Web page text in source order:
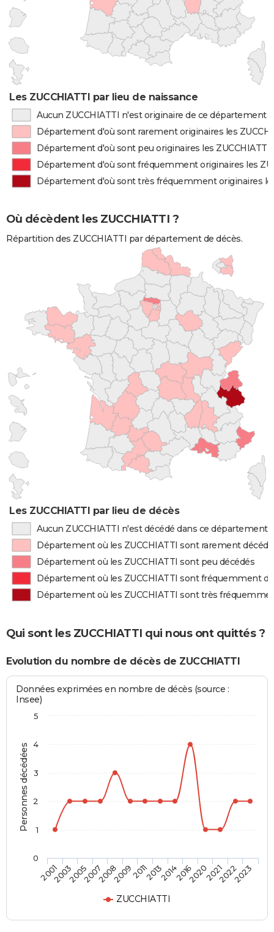
Les ZUCCHIATTI par lieu de naissance
Aucun ZUCCHIATTI n'est originaire de ce département
Département d'où sont rarement originaires les
Département d'où sont peu originaires les ZUCCHIATTI
Département d'où sont fréquemment originaires les
Département d'où sont très fréquemment originaires
Où décèdent les ZUCCHIATTI ?
Répartition des ZUCCHIATTI par département de décès.
Les ZUCCHIATTI par lieu de décès
Aucun ZUCCHIATTI n'est décédé dans ce département
Département où les ZUCCHIATTI sont rarement
Département où les ZUCCHIATTI sont peu décédés
Département où les ZUCCHIATTI sont fréquemment
Département où les ZUCCHIATTI sont très
Qui sont les ZUCCHIATTI qui nous ont quittés ?
Evolution du nombre de décès de ZUCCHIATTI
Personnes décédées
Données exprimées en nombre de décès (source :
Insee)
ZUCCHIATTI
20012003200520072008200920112013201420162020202120222023
0
1
2
3
4
5